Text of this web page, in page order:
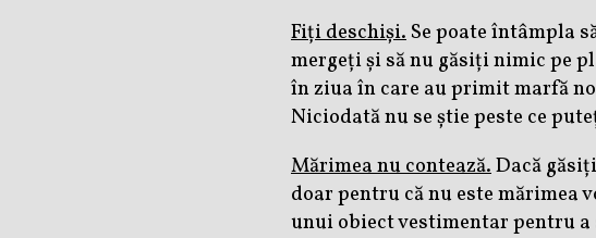
Fiți deschiși.Se poate întâmpla
mergeți și să nu găsiți nimic pe
în ziua în care au primit marfă
Niciodată nu se știe peste ce
Mărimea nu contează.Dacă
doar pentru că nu este mărimea
unui obiect vestimentar pentru